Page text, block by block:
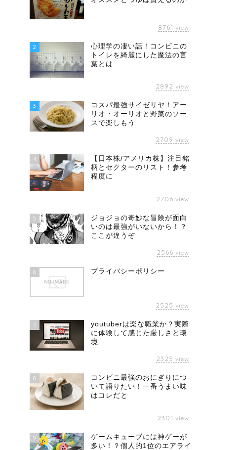
8761 view
2
心理学の凄い話！コンビニの
トイレを綺麗にした魔法の言
葉とは
2892 view
3
コスパ最強サイゼリヤ！アー
リオ・オーリオと野菜のソー
スで楽しもう
2709 view
4
【日本株/アメリカ株】注目銘
柄とセクターのリスト！参考
程度に
2706 view
5
ジョジョの奇妙な冒険が面白
いのは最強がいないから！？
ここが違うぞ
2566 view
6 プライバシーポリシー
2525 view
7
youtuberは楽な職業か？実際
に体験して感じた厳しさと環
境
2325 view
8
コンビニ最強のおにぎりにつ
いて語りたい！一番うまい味
はコレだと
2301 view
9
ゲームキューブには神ゲーが
多い！？個人的1位のエアライ